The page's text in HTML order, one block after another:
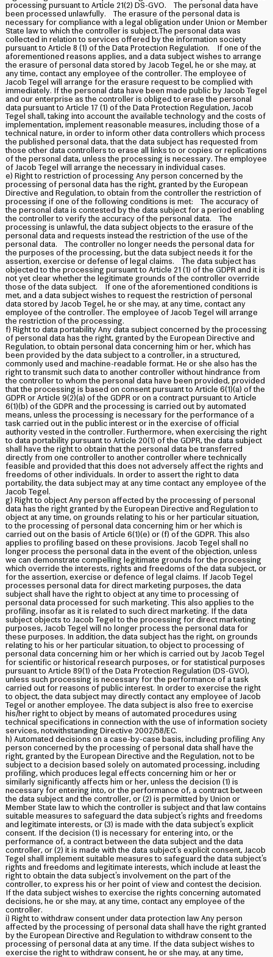
processing pursuant to Article 21(2) DS-GVO. The personal data have
been processed unlawfully. The erasure of the personal data is
necessary for compliance with a legal obligation under Union or Member
State law to which the controller is subject.The personal data was
collected in relation to services offered by the information society
pursuant to Article 8 (1) of the Data Protection Regulation. If one of the
aforementioned reasons applies, and a data subject wishes to arrange
the erasure of personal data stored by Jacob Tegel, he or she may, at
any time, contact any employee of the controller. The employee of
Jacob Tegel will arrange for the erasure request to be complied with
immediately. If the personal data have been made public by Jacob Tegel
and our enterprise as the controller is obliged to erase the personal
data pursuant to Article 17 (1) of the Data Protection Regulation, Jacob
Tegel shall, taking into account the available technology and the costs of
implementation, implement reasonable measures, including those of a
technical nature, in order to inform other data controllers which process
the published personal data, that the data subject has requested from
those other data controllers to erase all links to or copies or replications
of the personal data, unless the processing is necessary. The employee
of Jacob Tegel will arrange the necessary in individual cases.
e) Right to restriction of processing Any person concerned by the
processing of personal data has the right, granted by the European
Directive and Regulation, to obtain from the controller the restriction of
processing if one of the following conditions is met: The accuracy of
the personal data is contested by the data subject for a period enabling
the controller to verify the accuracy of the personal data. The
processing is unlawful, the data subject objects to the erasure of the
personal data and requests instead the restriction of the use of the
personal data. The controller no longer needs the personal data for
the purposes of the processing, but the data subject needs it for the
assertion, exercise or defense of legal claims. The data subject has
objected to the processing pursuant to Article 21 (1) of the GDPR and it is
not yet clear whether the legitimate grounds of the controller override
those of the data subject. If one of the aforementioned conditions is
met, and a data subject wishes to request the restriction of personal
data stored by Jacob Tegel, he or she may, at any time, contact any
employee of the controller. The employee of Jacob Tegel will arrange
the restriction of the processing.
f) Right to data portability Any data subject concerned by the processing
of personal data has the right, granted by the European Directive and
Regulation, to obtain personal data concerning him or her, which has
been provided by the data subject to a controller, in a structured,
commonly used and machine-readable format. He or she also has the
right to transmit such data to another controller without hindrance from
the controller to whom the personal data have been provided, provided
that the processing is based on consent pursuant to Article 6(1)(a) of the
GDPR or Article 9(2)(a) of the GDPR or on a contract pursuant to Article
6(1)(b) of the GDPR and the processing is carried out by automated
means, unless the processing is necessary for the performance of a
task carried out in the public interest or in the exercise of official
authority vested in the controller. Furthermore, when exercising the right
to data portability pursuant to Article 20(1) of the GDPR, the data subject
shall have the right to obtain that the personal data be transferred
directly from one controller to another controller where technically
feasible and provided that this does not adversely affect the rights and
freedoms of other individuals. In order to assert the right to data
portability, the data subject may at any time contact any employee of the
Jacob Tegel.
g) Right to object Any person affected by the processing of personal
data has the right granted by the European Directive and Regulation to
object at any time, on grounds relating to his or her particular situation,
to the processing of personal data concerning him or her which is
carried out on the basis of Article 6(1)(e) or (f) of the GDPR. This also
applies to profiling based on these provisions. Jacob Tegel shall no
longer process the personal data in the event of the objection, unless
we can demonstrate compelling legitimate grounds for the processing
which override the interests, rights and freedoms of the data subject, or
for the assertion, exercise or defence of legal claims. If Jacob Tegel
processes personal data for direct marketing purposes, the data
subject shall have the right to object at any time to processing of
personal data processed for such marketing. This also applies to the
profiling, insofar as it is related to such direct marketing. If the data
subject objects to Jacob Tegel to the processing for direct marketing
purposes, Jacob Tegel will no longer process the personal data for
these purposes. In addition, the data subject has the right, on grounds
relating to his or her particular situation, to object to processing of
personal data concerning him or her which is carried out by Jacob Tegel
for scientific or historical research purposes, or for statistical purposes
pursuant to Article 89(1) of the Data Protection Regulation (DS-GVO),
unless such processing is necessary for the performance of a task
carried out for reasons of public interest. In order to exercise the right
to object, the data subject may directly contact any employee of Jacob
Tegel or another employee. The data subject is also free to exercise
his/her right to object by means of automated procedures using
technical specifications in connection with the use of information society
services, notwithstanding Directive 2002/58/EC.
h) Automated decisions on a case-by-case basis, including profiling Any
person concerned by the processing of personal data shall have the
right, granted by the European Directive and the Regulation, not to be
subject to a decision based solely on automated processing, including
profiling, which produces legal effects concerning him or her or
similarly significantly affects him or her, unless the decision (1) is
necessary for entering into, or the performance of, a contract between
the data subject and the controller, or (2) is permitted by Union or
Member State law to which the controller is subject and that law contains
suitable measures to safeguard the data subject's rights and freedoms
and legitimate interests, or (3) is made with the data subject's explicit
consent. If the decision (1) is necessary for entering into, or the
performance of, a contract between the data subject and the data
controller, or (2) it is made with the data subject's explicit consent, Jacob
Tegel shall implement suitable measures to safeguard the data subject's
rights and freedoms and legitimate interests, which include at least the
right to obtain the data subject's involvement on the part of the
controller, to express his or her point of view and contest the decision.
If the data subject wishes to exercise the rights concerning automated
decisions, he or she may, at any time, contact any employee of the
controller.
i) Right to withdraw consent under data protection law Any person
affected by the processing of personal data shall have the right granted
by the European Directive and Regulation to withdraw consent to the
processing of personal data at any time. If the data subject wishes to
exercise the right to withdraw consent, he or she may, at any time,